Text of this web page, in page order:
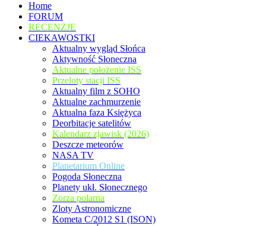
Home
FORUM
RECENZJE
CIEKAWOSTKI
Aktualny wygląd Słońca
Aktywność Słoneczna
Aktualne położenie ISS
Przeloty stacji ISS
Aktualny film z SOHO
Aktualne zachmurzenie
Aktualna faza Księżyca
Deorbitacje satelitów
Kalendarz zjawisk (2026)
Deszcze meteorów
NASA TV
Planetarium Online
Pogoda Słoneczna
Planety ukł. Słonecznego
Zorza polarna
Zloty Astronomiczne
Kometa C/2012 S1 (ISON)